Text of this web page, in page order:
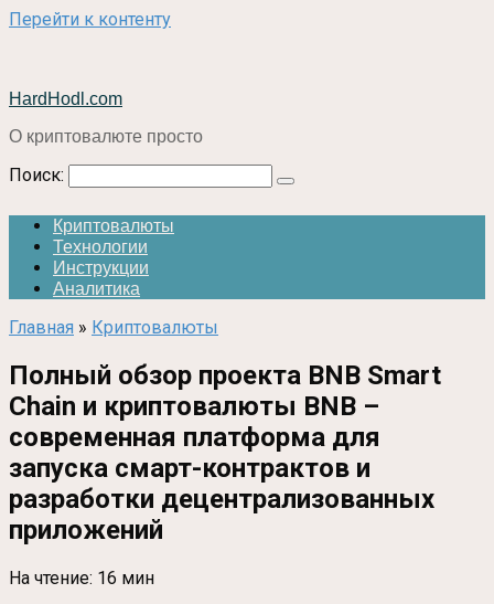
Перейти к контенту
HardHodl.com
О криптовалюте просто
Поиск:
Криптовалюты
Технологии
Инструкции
Аналитика
Главная » Криптовалюты
Полный обзор проекта BNB Smart
Chain и криптовалюты BNB –
современная платформа для
запуска смарт-контрактов и
разработки децентрализованных
приложений
На чтение: 16 мин